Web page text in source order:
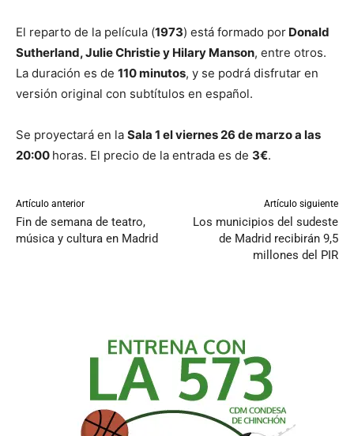
El reparto de la película (1973) está formado por Donald
Sutherland, Julie Christie y Hilary Manson, entre otros.
La duración es de 110 minutos, y se podrá disfrutar en
versión original con subtítulos en español.
Se proyectará en la Sala 1 el viernes 26 de marzo a las
20:00 horas. El precio de la entrada es de 3€.
Artículo anterior
Fin de semana de teatro,
música y cultura en Madrid
Artículo siguiente
Los municipios del sudeste
de Madrid recibirán 9,5
millones del PIR